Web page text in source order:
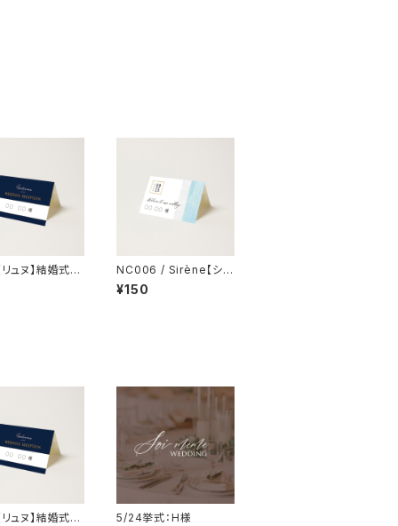
ュヌ】結婚式
NC006 / Sirène【シレ
ーヌ】【サンプル】結婚式
席札
¥150
ュヌ】結婚式 5/24挙式：H様